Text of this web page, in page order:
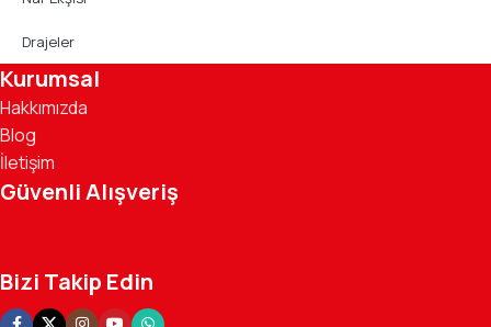
Drajeler
Kurumsal
Hakkımızda
Blog
İletişim
Güvenli Alışveriş
Bizi Takip Edin